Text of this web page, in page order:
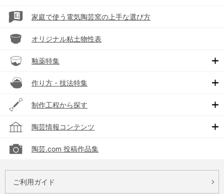
家庭で使う電気陶芸窯の上手な選び方
オリジナル粘土物性表
釉薬特集
作り方・技法特集
制作工程から探す
陶芸情報コンテンツ
陶芸.com 投稿作品集
ご利用ガイド